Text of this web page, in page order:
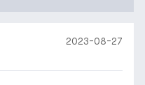
2023-08-27